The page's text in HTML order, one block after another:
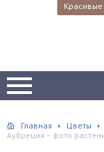
Главная Цветы
Аубреция – фото